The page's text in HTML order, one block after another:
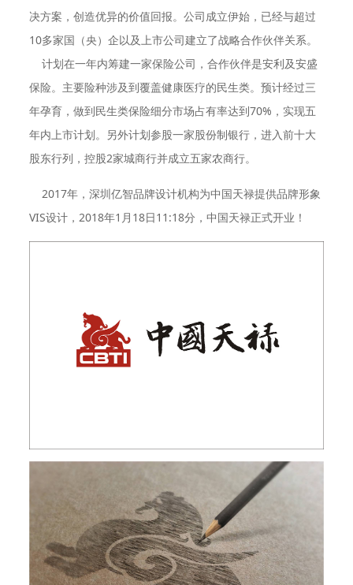
决方案，创造优异的价值回报。公司成立伊始，已经与超过
10多家国（央）企以及上市公司建立了战略合作伙伴关系。
计划在一年内筹建一家保险公司，合作伙伴是安利及安盛
保险。主要险种涉及到覆盖健康医疗的民生类。预计经过三
年孕育，做到民生类保险细分市场占有率达到70%，实现五
年内上市计划。另外计划参股一家股份制银行，进入前十大
股东行列，控股2家城商行并成立五家农商行。
2017年，深圳亿智品牌设计机构为中国天禄提供品牌形象
VIS设计，2018年1月18日11:18分，中国天禄正式开业！